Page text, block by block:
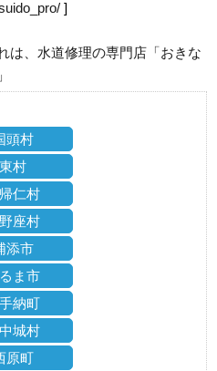
]
は、水道修理の専門店「おきな
頭村
東村
仁村
座村
添市
ま市
納町
城村
原町